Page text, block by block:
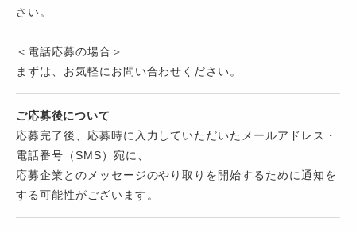
さい。
＜電話応募の場合＞
まずは、お気軽にお問い合わせください。
ご応募後について
応募完了後、応募時に入力していただいたメールアドレス・
電話番号（SMS）宛に、
応募企業とのメッセージのやり取りを開始するために通知を
する可能性がございます。